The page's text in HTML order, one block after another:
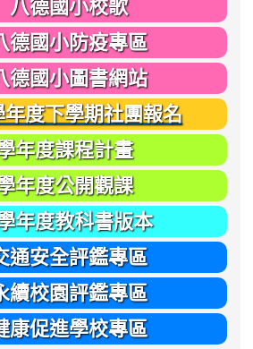
八德國小校歌
德國小防疫專區
德國小圖書網站
年度下學期社團報名
年度課程計畫
年度公開觀課
年度教科書版本
通安全評鑑專區
續校園評鑑專區
康促進學校專區